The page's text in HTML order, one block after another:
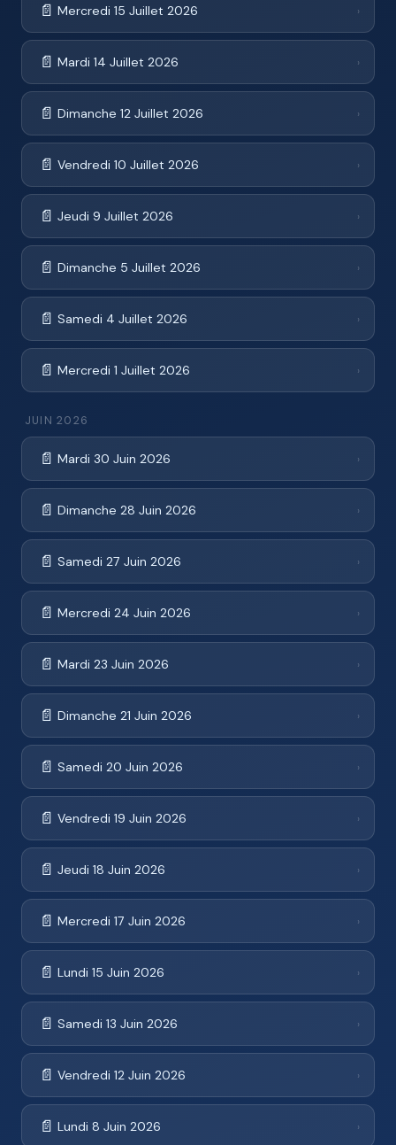
📄 Mercredi 15 Juillet 2026 ›
📄 Mardi 14 Juillet 2026 ›
📄 Dimanche 12 Juillet 2026 ›
📄 Vendredi 10 Juillet 2026 ›
📄 Jeudi 9 Juillet 2026 ›
📄 Dimanche 5 Juillet 2026 ›
📄 Samedi 4 Juillet 2026 ›
📄 Mercredi 1 Juillet 2026 ›
JUIN 2026
📄 Mardi 30 Juin 2026 ›
📄 Dimanche 28 Juin 2026 ›
📄 Samedi 27 Juin 2026 ›
📄 Mercredi 24 Juin 2026 ›
📄 Mardi 23 Juin 2026 ›
📄 Dimanche 21 Juin 2026 ›
📄 Samedi 20 Juin 2026 ›
📄 Vendredi 19 Juin 2026 ›
📄 Jeudi 18 Juin 2026 ›
📄 Mercredi 17 Juin 2026 ›
📄 Lundi 15 Juin 2026 ›
📄 Samedi 13 Juin 2026 ›
📄 Vendredi 12 Juin 2026 ›
📄 Lundi 8 Juin 2026 ›